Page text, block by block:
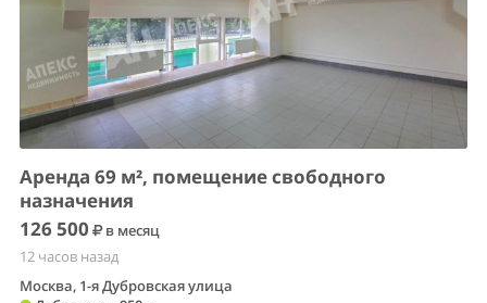
Аренда 69 м², помещение свободного
назначения
126 500
в месяц
12 часов назад
Москва, 1-я Дубровская улица